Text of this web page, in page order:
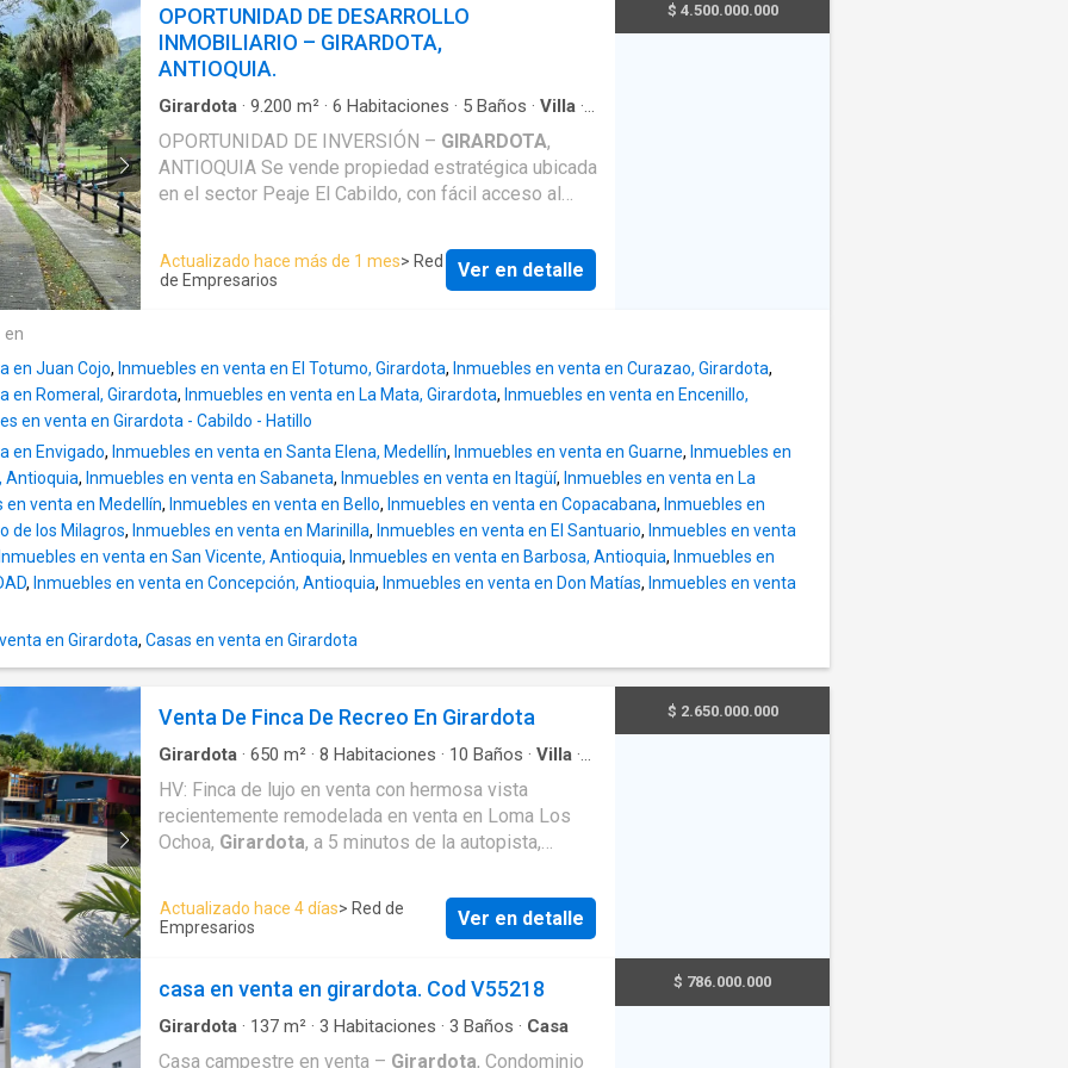
OPORTUNIDAD DE DESARROLLO
INMOBILIARIO – GIRARDOTA,
ANTIOQUIA.
Girardota · 9.200 m² · 6 Habitaciones · 5 Baños · Villa ·
OPORTUNIDAD DE INVERSIÓN – GIRARDOTA,
ANTIOQUIA Se vende propiedad estratégica ubicada
en el sector Peaje El Cabildo, con fácil acceso al
desarrollar proyectos turísticos, hoteleros, de
habitaciones, 5 baños, sala, comedor, cocina, patio y
amplios corredores. Además, dispone de una casa
auxiliar de aproximadamente 120 m² con 2
habitaciones, cocina y baño. La propiedad incluye
piscina, jacuzzi y amplias zonas verdes, ofreciendo
una infraestructura que permite operación inmediata
mientras se desarrolla un proyecto de mayor escala.
Ubicación estratégica en uno de los corredores de
mayor crecimiento del norte del Valle de Aburrá.
Actualizado hace más de 1 mes> Red
de Empresarios
Ver en detalle
$ 4.500.000.000
en
en Juan Cojo, Inmuebles en venta en El Totumo, Girardota, Inmuebles en venta en Curazao, Girardota,
en Romeral, Girardota, Inmuebles en venta en La Mata, Girardota, Inmuebles en venta en Encenillo,
en venta en Girardota - Cabildo - Hatillo
en Envigado, Inmuebles en venta en Santa Elena, Medellín, Inmuebles en venta en Guarne, Inmuebles en
Antioquia, Inmuebles en venta en Sabaneta, Inmuebles en venta en Itagüí, Inmuebles en venta en La
en venta en Medellín, Inmuebles en venta en Bello, Inmuebles en venta en Copacabana, Inmuebles en
de los Milagros, Inmuebles en venta en Marinilla, Inmuebles en venta en El Santuario, Inmuebles en venta
Inmuebles en venta en San Vicente, Antioquia, Inmuebles en venta en Barbosa, Antioquia, Inmuebles en
, Inmuebles en venta en Concepción, Antioquia, Inmuebles en venta en Don Matías, Inmuebles en venta
en Girardota, Casas en venta en Girardota
Venta De Finca De Recreo En Girardota
Girardota · 650 m² · 8 Habitaciones · 10 Baños · Villa ·
Piscina
HV: Finca de lujo en venta con hermosa vista
recientemente remodelada en venta en Loma Los
Ochoa, Girardota, a 5 minutos de la autopista,
pisos cada una, la primera casa cuenta en el primer
piso con una zona social muy bonita, cocina con
mesón nuevo, sala, comedor, una habitación muy
piso encontramos 3 habitaciones y baños, todo
recientemente remodelado teniendo en cuenta cada
detalle para disfrutar de un descanso en una lujosa
Actualizado hace 4 días> Red de
Empresarios
Ver en detalle
$ 2.650.000.000
casa en venta en girardota. Cod V55218
Girardota · 137 m² · 3 Habitaciones · 3 Baños · Casa
Casa campestre en venta – Girardota, Condominio
$ 786.000.000